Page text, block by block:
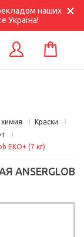
наших
Україна!
КОРЗИНА
химия
Краски
EKO+ (7 кг)
ANSERGLOB